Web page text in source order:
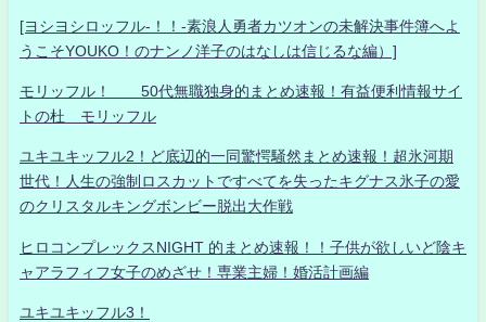
[ヨシヨシロッフル-！！-素浪人勇者カツオンの未解決事件簿へよ
うこそYOUKO！のナンノ洋子のはなしは信じるな編）]
モリッフル！ 50代無職独身的まとめ速報！有益便利情報サイ
トの杜 モリッフル
ユキユキッフル2！ど底辺的一同驚愕騒然まとめ速報！超氷河期
世代！人生の強制ロスカットですべてを失ったキグナス氷子の愛
のクリスタルキングボンビー脱出大作戦
ヒロコンプレックスNIGHT 的まとめ速報！！子供が欲しいど陰キ
ャアラフィフ女子のめざせ！専業主婦！婚活計画編
ユキユキッフル3！